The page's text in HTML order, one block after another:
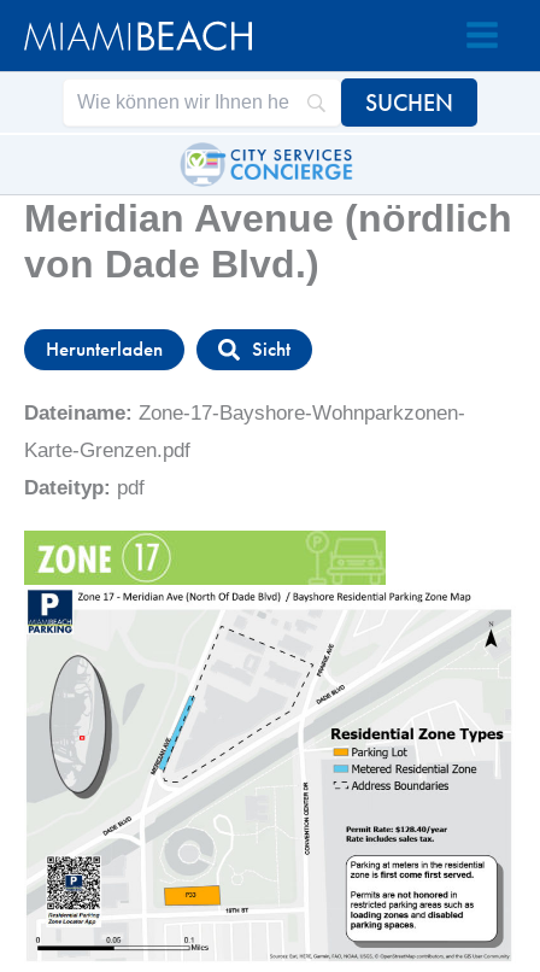
Zum
Inhalt
Zum
Inhalt
Meridian Avenue (nördlich
von Dade Blvd.)
Herunterladen Sicht
Dateiname: Zone-17-Bayshore-Wohnparkzonen-
Karte-Grenzen.pdf
Dateityp: pdf